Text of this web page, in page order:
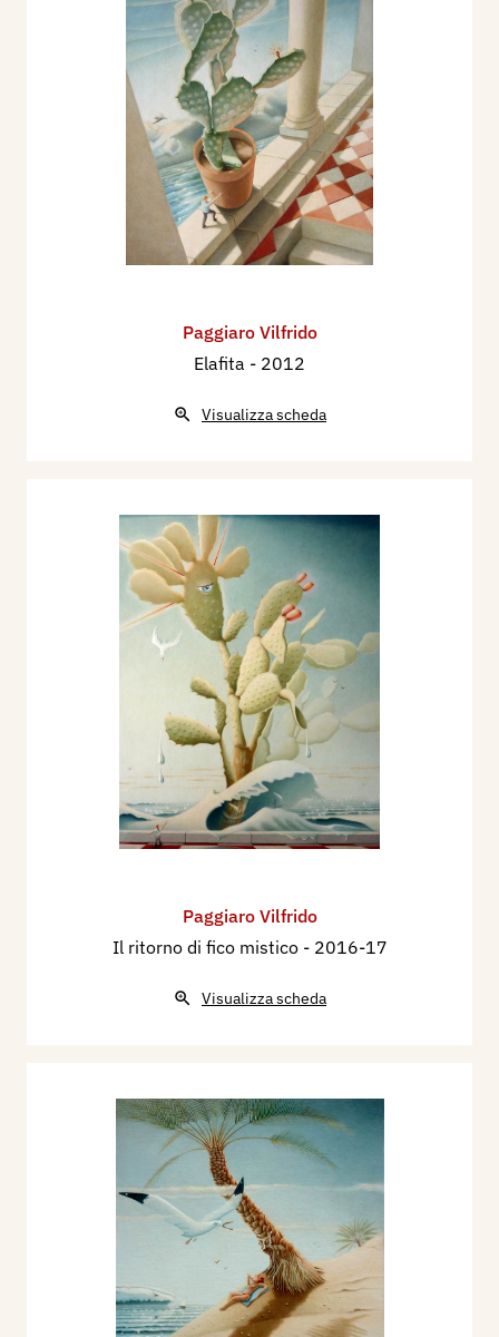
Paggiaro Vilfrido
Elafita - 2012
Visualizza scheda
Paggiaro Vilfrido
Il ritorno di fico mistico - 2016-17
Visualizza scheda